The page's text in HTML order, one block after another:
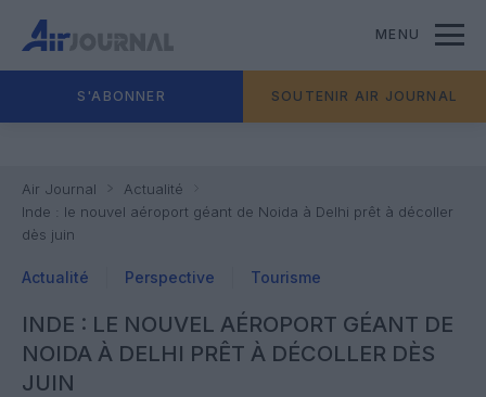
MENU
S'ABONNER SOUTENIR AIR JOURNAL
Air Journal
Actualité
Inde : le nouvel aéroport géant de Noida à Delhi prêt à décoller
dès juin
Actualité Perspective Tourisme
INDE : LE NOUVEL AÉROPORT GÉANT DE
NOIDA À DELHI PRÊT À DÉCOLLER DÈS
JUIN